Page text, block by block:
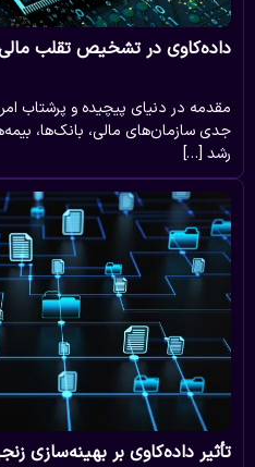
داده‌کاوی در تشخیص تقلب
مقدمه در دنیای پیچیده و پرشتاب
جدی سازمان‌های مالی، بانک‌ها،
رشد […]
تأثیر داده‌کاوی بر بهینه‌سازی